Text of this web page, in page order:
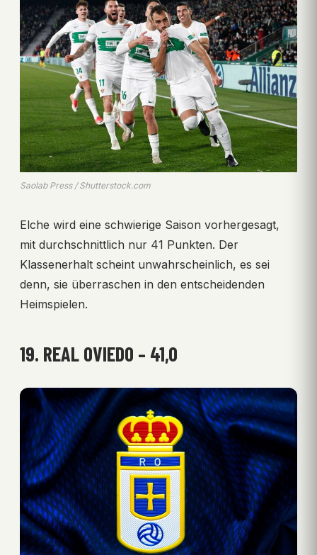
Saolab Press / Shutterstock.com
Elche wird eine schwierige Saison vorhergesagt,
mit durchschnittlich nur 41 Punkten. Der
Klassenerhalt scheint unwahrscheinlich, es sei
denn, sie überraschen in den entscheidenden
Heimspielen.
19. REAL OVIEDO – 41,0